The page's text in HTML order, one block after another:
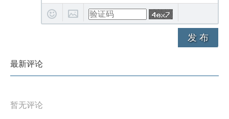
发 布
最新评论
暂无评论